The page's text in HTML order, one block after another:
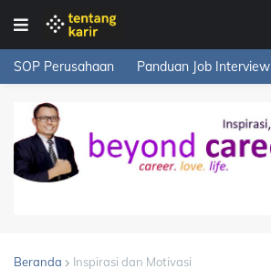
SOP Perusahaan Panduan Job Interview
Beranda Inspirasi dan Motivasi